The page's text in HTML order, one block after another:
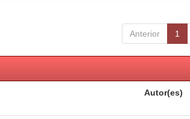
Anterior 1
Autor(es)